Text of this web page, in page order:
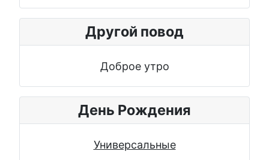
Другой повод
Доброе утро
День Рождения
Универсальные